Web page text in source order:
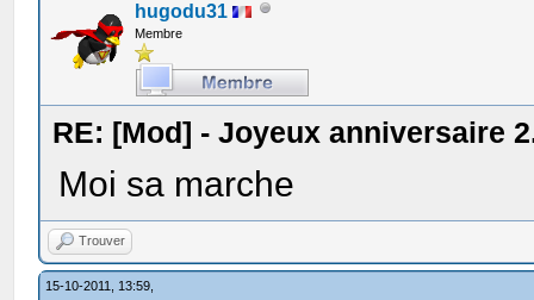
hugodu31
Membre
RE: [Mod] - Joyeux anniversaire
Moi sa marche
Trouver
15-10-2011, 13:59,